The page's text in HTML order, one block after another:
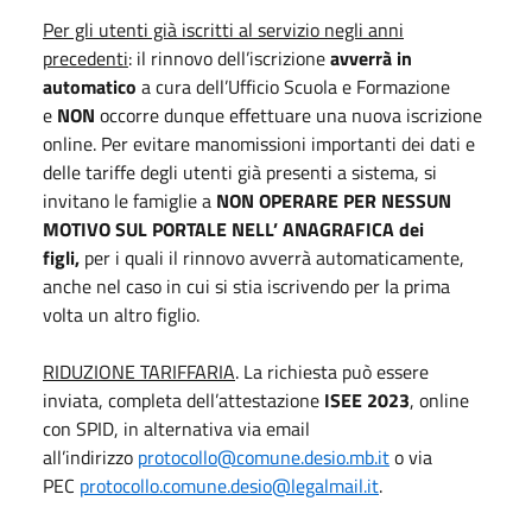
Per gli utenti già iscritti al servizio negli anni
precedenti: il rinnovo dell’iscrizioneavverrà in
automatico a cura dell’Ufficio Scuola e Formazione
e NON occorre dunque effettuare una nuova iscrizione
online. Per evitare manomissioni importanti dei dati e
delle tariffe degli utenti già presenti a sistema, si
invitano le famiglie a NON OPERARE PER NESSUN
MOTIVO SUL PORTALE NELL’ ANAGRAFICA dei
figli, per i quali il rinnovo avverrà automaticamente,
anche nel caso in cui si stia iscrivendo per la prima
volta un altro figlio.
RIDUZIONE TARIFFARIA. La richiesta può essere
inviata, completa dell’attestazione ISEE 2023, online
con SPID, in alternativa via email
all’indirizzo protocollo@comune.desio.mb.ito via
PEC protocollo.comune.desio@legalmail.it.